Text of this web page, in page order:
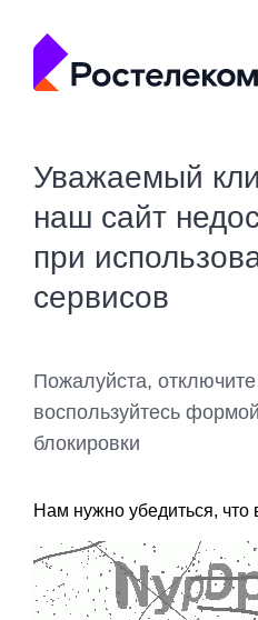
Уважаемый
наш сайт
при
сервисов
Пожалуйста,
воспользуйтесь
блокировки
Нам нужно убедиться, что